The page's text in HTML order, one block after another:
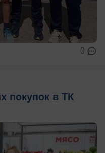
0
покупок в ТК